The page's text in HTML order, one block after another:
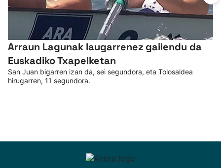
Arraun Lagunak laugarrenez gailendu da
Euskadiko Txapelketan
San Juan bigarren izan da, sei segundora, eta Tolosaldea
hirugarren, 11 segundora.